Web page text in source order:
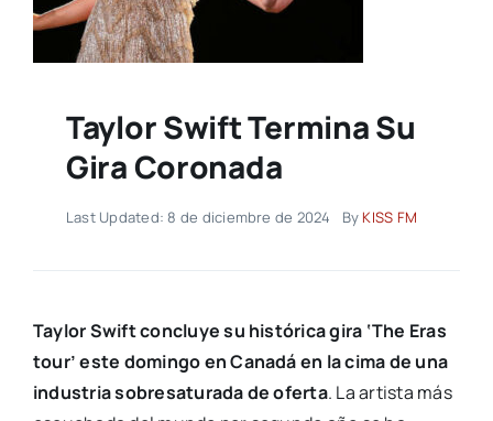
Taylor Swift Termina Su
Gira Coronada
Last Updated: 8 de diciembre de 2024 By KISS FM
Taylor Swift concluye su histórica gira ‘The Eras
tour’ este domingo en Canadá en la cima de una
industria sobresaturada de oferta. La artista más